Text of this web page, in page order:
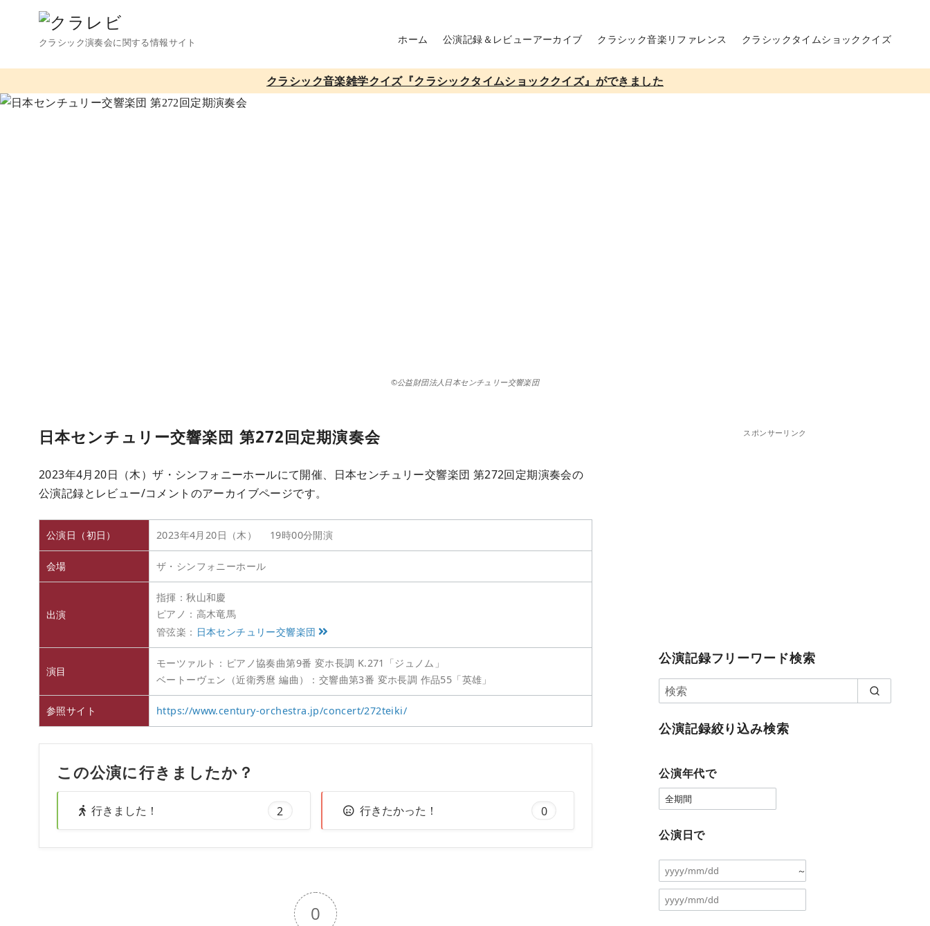
へ
クラシック演奏会に関する情報サイト ホーム 公演記録＆レビューアーカイブ クラシック音楽リファレンス クラシックタイムショッククイズ
クラシック音楽雑学クイズ『クラシックタイムショッククイズ』ができました
©公益財団法人日本センチュリー交響楽団
日本センチュリー交響楽団 第272回定期演奏会
2023年4月20日（木）ザ・シンフォニーホールにて開催、日本センチュリー交響楽団 第272回定期演奏会の
公演記録とレビュー/コメントのアーカイブページです。
公演日（初日） 2023年4月20日（木） 19時00分開演
会場 ザ・シンフォニーホール
出演
指揮：秋山和慶
ピアノ：高木竜馬
管弦楽： 日本センチュリー交響楽団
演目
モーツァルト：ピアノ協奏曲第9番 変ホ長調 K.271「ジュノム」
ベートーヴェン（近衛秀麿 編曲）：交響曲第3番 変ホ長調 作品55「英雄」
参照サイト https://www.century-orchestra.jp/concert/272teiki/
この公演に行きましたか？
行きました！ 2 行きたかった！ 0
0
スポンサーリンク
公演記録フリーワード検索
公演記録絞り込み検索
公演年代で
公演日で
～